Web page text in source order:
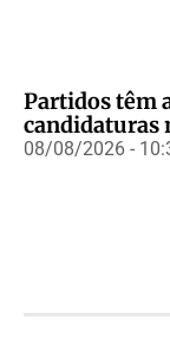
Partidos têm
candidaturas
08/08/2026 -